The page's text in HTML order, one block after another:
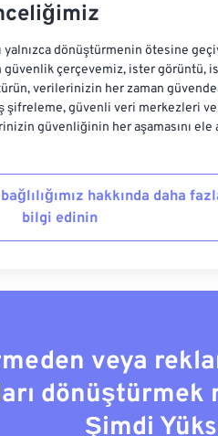
yalnızca dönüştürmenin ötesine
güvenlik çerçevemiz, ister görüntü,
verilerinizin her zaman güvende
şifreleme, güvenli veri merkezleri ve
güvenliğinin her aşamasını ele
hakkında daha
bilgi edinin
veya
Şimdi